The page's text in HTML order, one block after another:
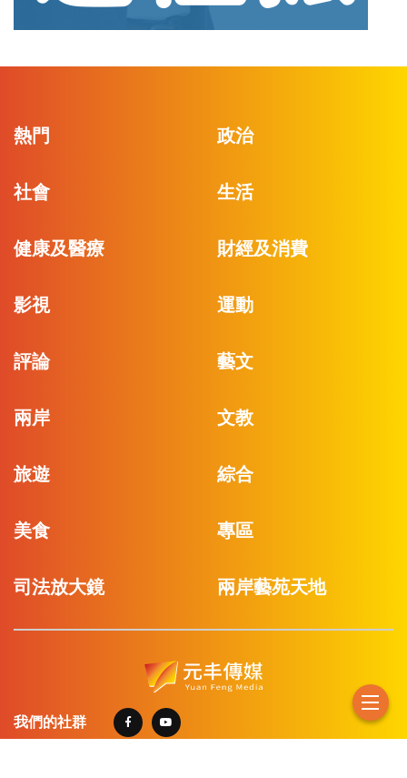
熱門 政治
社會 生活
健康及醫療 財經及消費
影視 運動
評論 藝文
兩岸 文教
旅遊 綜合
美食 專區
司法放大鏡 兩岸藝苑天地
我們的社群